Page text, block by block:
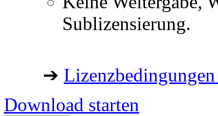
Sublizensierung.
➔
Download starten